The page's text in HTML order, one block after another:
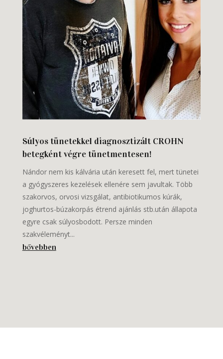
Súlyos tünetekkel diagnosztizált CROHN
betegként végre tünetmentesen!
Nándor nem kis kálvária után keresett fel, mert tünetei
a gyógyszeres kezelések ellenére sem javultak. Több
szakorvos, orvosi vizsgálat, antibiotikumos kúrák,
joghurtos-búzakorpás étrend ajánlás stb.után állapota
egyre csak súlyosbodott. Persze minden
szakvéleményt...
bővebben